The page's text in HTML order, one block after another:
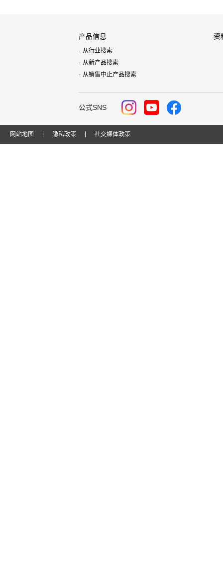
产品信息
从行业搜索
从新产品搜索
从销售中止产品搜索
资
公式SNS
网站地图 隐私政策 社交媒体政策